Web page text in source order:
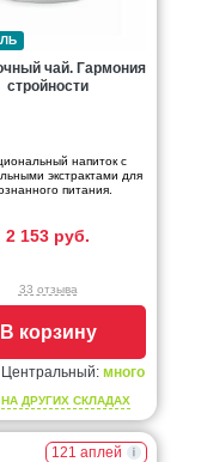
чай. Гармония
стройности
напиток с
экстрактами для
питания.
2 153 руб.
33 отзыва
В корзину
много
ДРУГИХ СКЛАДАХ
121 аплей